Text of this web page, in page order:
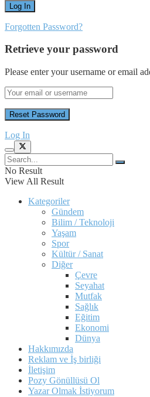
Forgotten Password?
Retrieve your password
Please enter your username or email
Log In
No Result
View All Result
Kategoriler
Gündem
Bilim / Teknoloji
Yaşam
Spor
Kültür / Sanat
Diğer
Çevre
Seyahat
Mutfak
Sağlık
Eğitim
Ekonomi
Dünya
Hakkımızda
Reklam ve İş birliği
İletişim
Pozy Gönüllüsü Ol
Yazar Olmak İstiyorum